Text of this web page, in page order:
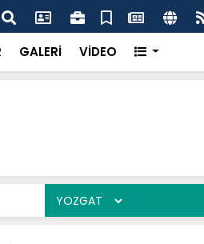
UMKE'ye övgü
GALERİ VİDEO